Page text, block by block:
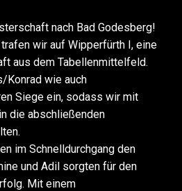
nach Bad Godesberg!
wir auf Wipperfürth I, eine
aus dem Tabellenmittelfeld.
Konrad wie auch
Siege ein, sodass wir mit
die abschließenden
im Schnelldurchgang den
und Adil sorgten für den
Mit einem